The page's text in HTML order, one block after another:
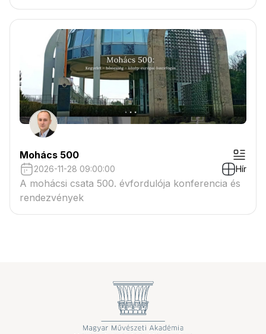
Mohács 500
2026-11-28 09:00:00 Hír
A mohácsi csata 500. évfordulója konferencia és
rendezvények